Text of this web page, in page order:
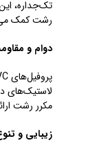
تک‌جداره،
رشت کمک
دوام و
لاستیک‌های
مکرر رشت
زیبایی و